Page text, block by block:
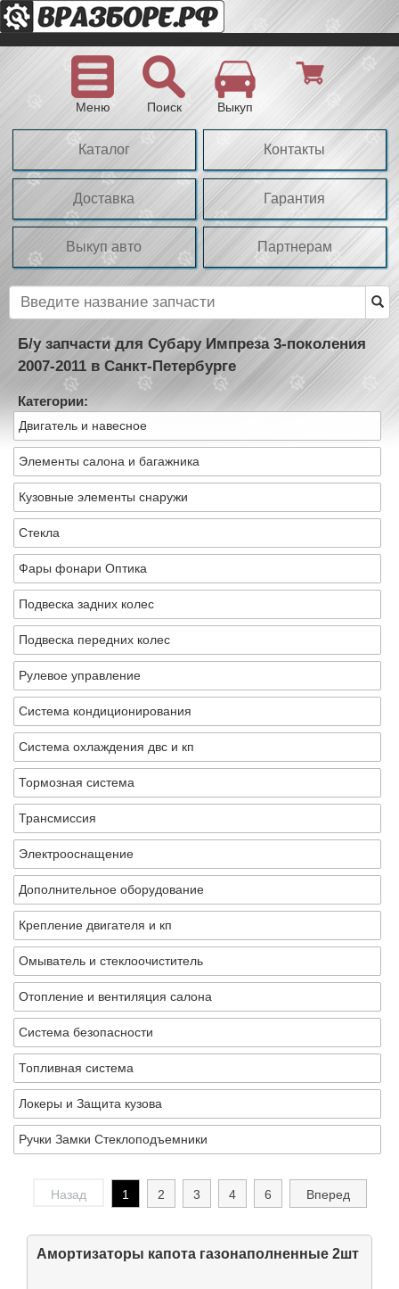
Меню Поиск Выкуп
Каталог Контакты
Доставка Гарантия
Выкуп авто Партнерам
Б/у запчасти для Субару Импреза 3-поколения
2007-2011 в Санкт-Петербурге
Категории:
Двигатель и навесное
Элементы салона и багажника
Кузовные элементы снаружи
Стекла
Фары фонари Оптика
Подвеска задних колес
Подвеска передних колес
Рулевое управление
Система кондиционирования
Система охлаждения двс и кп
Тормозная система
Трансмиссия
Электрооснащение
Дополнительное оборудование
Крепление двигателя и кп
Омыватель и стеклоочиститель
Отопление и вентиляция салона
Система безопасности
Топливная система
Локеры и Защита кузова
Ручки Замки Стеклоподъемники
Назад 1 2 3 4 6 Вперед
Амортизаторы капота газонаполненные 2шт